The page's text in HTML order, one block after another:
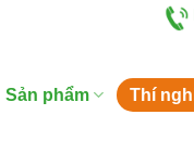
Sản phẩm Thí